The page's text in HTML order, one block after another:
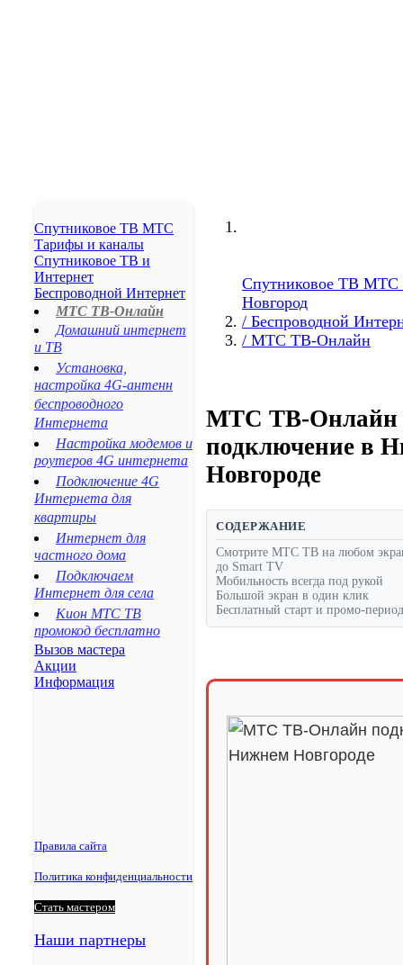
Новокуйбышевск
Железногорск
Михайловск
Изобильный
Невинномысск
Кочубеевское
Донское
Новоалександровск
Светлоград
Благодарный
Будённовск
Георгиевск
Ипатово
Новопавловск
Минеральные Воды
Ессентуки
Пятигорск
Кисловодск
Железноводск
Лермонтов
Нефтекумск
Зеленокумск
Александровское
Курсавка
Дивное
Летняя Ставка
Спутниковое ТВ МТС
Тарифы и каналы
Спутниковое ТВ и
Интернет
Беспроводной Интернет
МТС ТВ-Онлайн
Домашний интернет
и ТВ
Установка,
настройка 4G-антенн
беспроводного
Интернета
Настройка модемов и
роутеров 4G интернета
Подключение 4G
Интернета для
квартиры
Интернет для
частного дома
Подключаем
Интернет для села
Кион МТС ТВ
промокод бесплатно
Вызов мастера
Акции
Информация
Правила сайта
Политика конфиденциальности
Стать мастером
Наши партнеры
Спутниковое ТВ
Новгород
/ Беспроводной
/ МТС ТВ-Онлайн
МТС ТВ-Онлайн
подключение в
Новгороде
СОДЕРЖАНИЕ
Смотрите МТС ТВ на любом
до Smart TV
Мобильность всегда под рукой
Большой экран в один клик
Бесплатный старт и промо-период